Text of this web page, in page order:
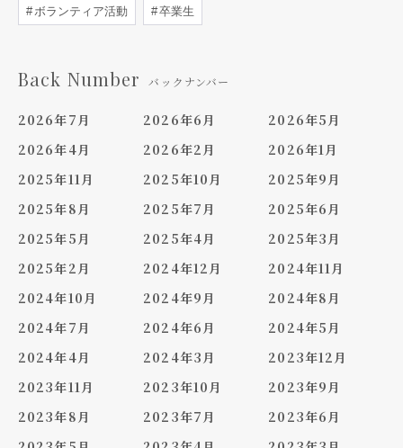
ボランティア活動 卒業生
Back Number バックナンバー
2026年7月 2026年6月
2026年5月
2026年4月
2026年2月
2026年1月
2025年11月
2025年10月
2025年9月
2025年8月
2025年7月
2025年6月
2025年5月
2025年4月
2025年3月
2025年2月
2024年12月
2024年11月
2024年10月
2024年9月
2024年8月
2024年7月
2024年6月
2024年5月
2024年4月
2024年3月
2023年12月
2023年11月
2023年10月
2023年9月
2023年8月
2023年7月
2023年6月